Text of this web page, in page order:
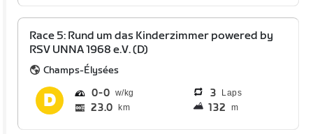
Race 5: Rund um das Kinderzimmer powered by
RSV UNNA 1968 e.V. (D)
Champs-Élysées
0 0 3 Laps
23.0 km 132 m